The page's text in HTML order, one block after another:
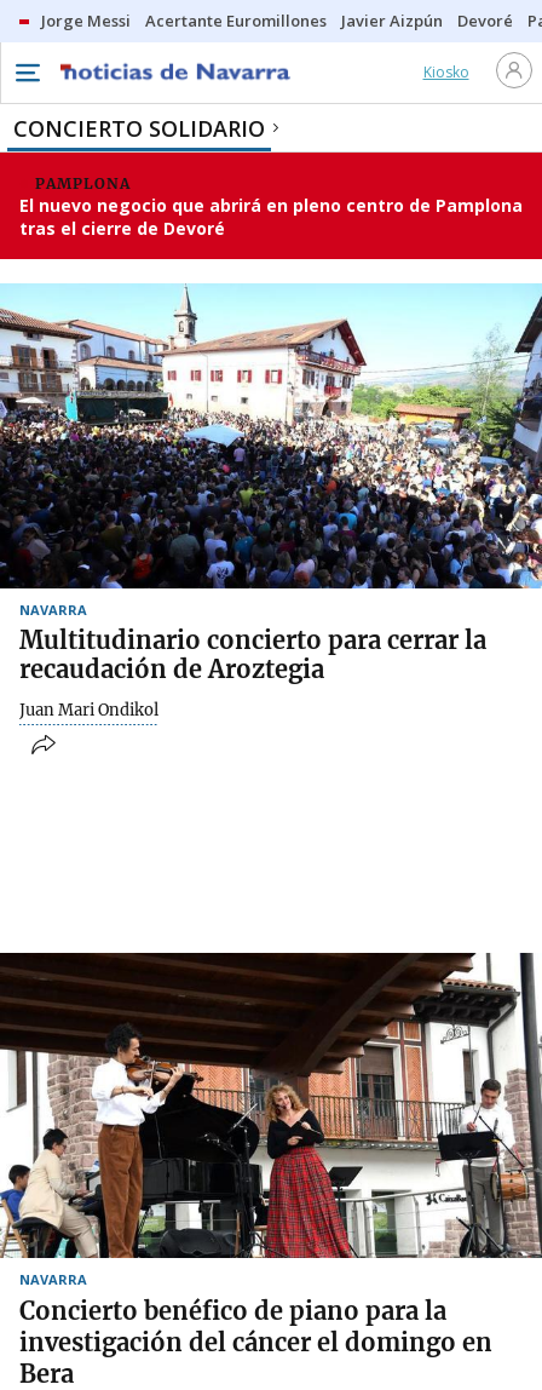
Jorge Messi Acertante Euromillones Javier Aizpún Devoré
Kiosko
CONCIERTO SOLIDARIO
PAMPLONA
El nuevo negocio que abrirá en pleno centro de Pamplona
tras el cierre de Devoré
NAVARRA
Multitudinario concierto para cerrar la
recaudación de Aroztegia
Juan Mari Ondikol
NAVARRA
Concierto benéfico de piano para la
investigación del cáncer el domingo en
Bera